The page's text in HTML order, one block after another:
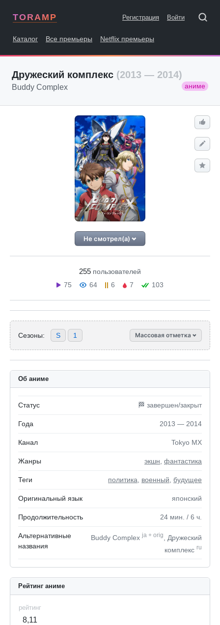
TORAMP Регистрация Войти
Каталог Все премьеры Netflix премьеры
Дружеский комплекс (2013 — 2014)
аниме
Buddy Complex
Не смотрел(а)
255 пользователей
75
64 6 7 103
Сезоны: S 1 Массовая отметка
Об аниме
Статус 🏁 завершен/закрыт
Года 2013 — 2014
Канал Tokyo MX
Жанры экшн фантастика
Теги политика военный будущее
Оригинальный язык японский
Продолжительность 24 мин. / 6 ч.
Альтернативные
названия
Buddy Complexja + orig
, Дружеский
комплекс ru
Рейтинг аниме
рейтинг
8,11